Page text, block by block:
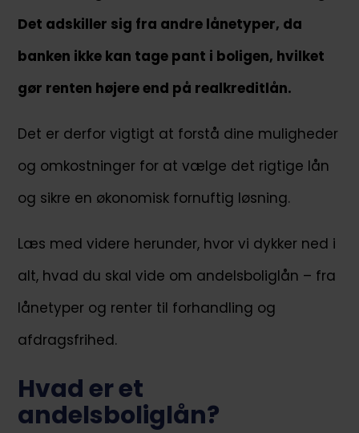
+45 70207232
info@mybanker.dk
Vestergade 18E, 1456 København K
Det adskiller sig fra andre lånetyper, da
banken ikke kan tage pant i boligen, hvilket
gør renten højere end på realkreditlån.
Det er derfor vigtigt at forstå dine muligheder
og omkostninger for at vælge det rigtige lån
og sikre en økonomisk fornuftig løsning.
Læs med videre herunder, hvor vi dykker ned i
alt, hvad du skal vide om andelsboliglån – fra
lånetyper og renter til forhandling og
afdragsfrihed.
Hvad er et
andelsboliglån?